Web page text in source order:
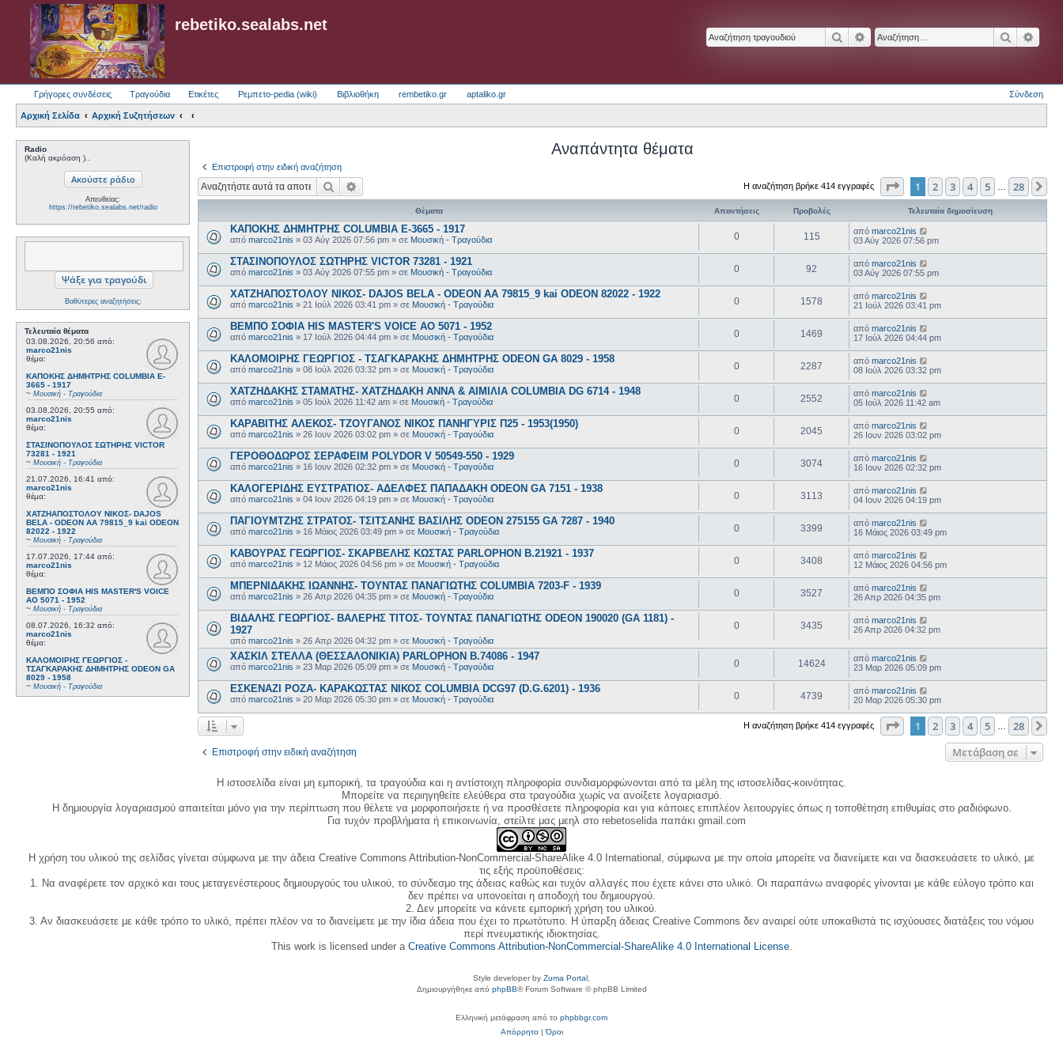
rebetiko.sealabs.net
ΑναζήτησηΕιδική αναζήτηση
Γρήγορες συνδέσεις Τραγούδια Ετικέτες Ρεμπετο-pedia (wiki) Βιβλιοθήκη rembetiko.gr aptaliko.gr Σύνδεση
Αρχική Σελίδα Αρχική Συζητήσεων
Radio
(Καλή ακρόαση )..
Απευθείας:
https://rebetiko.sealabs.net/radio
Βαθύτερες αναζητήσεις;
Τελευταία θέματα
03.08.2026, 20:56 από:
marco21nis
θέμα:
ΚΑΠΟΚΗΣ ΔΗΜΗΤΡΗΣ COLUMBIA E-
3665 - 1917
~ Μουσική - Τραγούδια
03.08.2026, 20:55 από:
marco21nis
θέμα:
ΣΤΑΣΙΝΟΠΟΥΛΟΣ ΣΩΤΗΡΗΣ VICTOR
73281 - 1921
~ Μουσική - Τραγούδια
21.07.2026, 16:41 από:
marco21nis
θέμα:
ΧΑΤΖΗΑΠΟΣΤΟΛΟΥ ΝΙΚΟΣ- DAJOS
BELA - ODEON AA 79815_9 kai ODEON
82022 - 1922
~ Μουσική - Τραγούδια
17.07.2026, 17:44 από:
marco21nis
θέμα:
ΒΕΜΠΟ ΣΟΦΙΑ HIS MASTER'S VOICE
AO 5071 - 1952
~ Μουσική - Τραγούδια
08.07.2026, 16:32 από:
marco21nis
θέμα:
ΚΑΛΟΜΟΙΡΗΣ ΓΕΩΡΓΙΟΣ -
ΤΣΑΓΚΑΡΑΚΗΣ ΔΗΜΗΤΡΗΣ ODEON GA
8029 - 1958
~ Μουσική - Τραγούδια
Αναπάντητα θέματα
Επιστροφή στην ειδική αναζήτηση
Αναζήτηση Η αναζήτηση βρήκε 414 εγγραφές Σελίδα1 από 28
1 2 3 4 5 28
Θέματα Απαντήσεις Προβολές Τελευταία δημοσίευση
ΚΑΠΟΚΗΣ ΔΗΜΗΤΡΗΣ COLUMBIA E-3665 - 1917
από marco21nis » 03 Αύγ 2026 07:56 pm » σε Μουσική - Τραγούδια 0 115 από marco21nis
03 Αύγ 2026 07:56 pm
ΣΤΑΣΙΝΟΠΟΥΛΟΣ ΣΩΤΗΡΗΣ VICTOR 73281 - 1921
από marco21nis » 03 Αύγ 2026 07:55 pm » σε Μουσική - Τραγούδια 0 92 από marco21nis
03 Αύγ 2026 07:55 pm
ΧΑΤΖΗΑΠΟΣΤΟΛΟΥ ΝΙΚΟΣ- DAJOS BELA - ODEON AA 79815_9 kai ODEON 82022 - 1922
από marco21nis » 21 Ιούλ 2026 03:41 pm » σε Μουσική - Τραγούδια 0 1578 από marco21nis
21 Ιούλ 2026 03:41 pm
ΒΕΜΠΟ ΣΟΦΙΑ HIS MASTER'S VOICE AO 5071 - 1952
από marco21nis » 17 Ιούλ 2026 04:44 pm » σε Μουσική - Τραγούδια 0 1469 από marco21nis
17 Ιούλ 2026 04:44 pm
ΚΑΛΟΜΟΙΡΗΣ ΓΕΩΡΓΙΟΣ - ΤΣΑΓΚΑΡΑΚΗΣ ΔΗΜΗΤΡΗΣ ODEON GA 8029 - 1958
από marco21nis » 08 Ιούλ 2026 03:32 pm » σε Μουσική - Τραγούδια 0 2287 από marco21nis
08 Ιούλ 2026 03:32 pm
ΧΑΤΖΗΔΑΚΗΣ ΣΤΑΜΑΤΗΣ- ΧΑΤΖΗΔΑΚΗ ΑΝΝΑ & ΑΙΜΙΛΙΑ COLUMBIA DG 6714 - 1948
από marco21nis » 05 Ιούλ 2026 11:42 am » σε Μουσική - Τραγούδια 0 2552 από marco21nis
05 Ιούλ 2026 11:42 am
ΚΑΡΑΒΙΤΗΣ ΑΛΕΚΟΣ- ΤΖΟΥΓΑΝΟΣ ΝΙΚΟΣ ΠΑΝΗΓΥΡΙΣ Π25 - 1953(1950)
από marco21nis » 26 Ιουν 2026 03:02 pm » σε Μουσική - Τραγούδια 0 2045 από marco21nis
26 Ιουν 2026 03:02 pm
ΓΕΡΟΘΟΔΩΡΟΣ ΣΕΡΑΦΕΙΜ POLYDOR V 50549-550 - 1929
από marco21nis » 16 Ιουν 2026 02:32 pm » σε Μουσική - Τραγούδια 0 3074 από marco21nis
16 Ιουν 2026 02:32 pm
ΚΑΛΟΓΕΡΙΔΗΣ ΕΥΣΤΡΑΤΙΟΣ- ΑΔΕΛΦΕΣ ΠΑΠΑΔΑΚΗ ODEON GA 7151 - 1938
από marco21nis » 04 Ιουν 2026 04:19 pm » σε Μουσική - Τραγούδια 0 3113 από marco21nis
04 Ιουν 2026 04:19 pm
ΠΑΓΙΟΥΜΤΖΗΣ ΣΤΡΑΤΟΣ- ΤΣΙΤΣΑΝΗΣ ΒΑΣΙΛΗΣ ODEON 275155 GA 7287 - 1940
από marco21nis » 16 Μάιος 2026 03:49 pm » σε Μουσική - Τραγούδια 0 3399 από marco21nis
16 Μάιος 2026 03:49 pm
ΚΑΒΟΥΡΑΣ ΓΕΩΡΓΙΟΣ- ΣΚΑΡΒΕΛΗΣ ΚΩΣΤΑΣ PARLOPHON B.21921 - 1937
από marco21nis » 12 Μάιος 2026 04:56 pm » σε Μουσική - Τραγούδια 0 3408 από marco21nis
12 Μάιος 2026 04:56 pm
ΜΠΕΡΝΙΔΑΚΗΣ ΙΩΑΝΝΗΣ- ΤΟΥΝΤΑΣ ΠΑΝΑΓΙΩΤΗΣ COLUMBIA 7203-F - 1939
από marco21nis » 26 Απρ 2026 04:35 pm » σε Μουσική - Τραγούδια 0 3527 από marco21nis
26 Απρ 2026 04:35 pm
ΒΙΔΑΛΗΣ ΓΕΩΡΓΙΟΣ- ΒΑΛΕΡΗΣ ΤΙΤΟΣ- ΤΟΥΝΤΑΣ ΠΑΝΑΓΙΩΤΗΣ ODEON 190020 (GA 1181) -
1927
από marco21nis » 26 Απρ 2026 04:32 pm » σε Μουσική - Τραγούδια
0 3435 από marco21nis
26 Απρ 2026 04:32 pm
ΧΑΣΚΙΛ ΣΤΕΛΛΑ (ΘΕΣΣΑΛΟΝΙΚΙΑ) PARLOPHON B.74086 - 1947
από marco21nis » 23 Μαρ 2026 05:09 pm » σε Μουσική - Τραγούδια 0 14624 από marco21nis
23 Μαρ 2026 05:09 pm
ΕΣΚΕΝΑΖΙ ΡΟΖΑ- ΚΑΡΑΚΩΣΤΑΣ ΝΙΚΟΣ COLUMBIA DCG97 (D.G.6201) - 1936
από marco21nis » 20 Μαρ 2026 05:30 pm » σε Μουσική - Τραγούδια 0 4739 από marco21nis
20 Μαρ 2026 05:30 pm
Η αναζήτηση βρήκε 414 εγγραφές Σελίδα1 από 28
1 2 3 4 5 28
Επιστροφή στην ειδική αναζήτηση Μετάβαση σε
Η ιστοσελίδα είναι μη εμπορική, τα τραγούδια και η αντίστοιχη πληροφορία συνδιαμορφώνονται από τα μέλη της ιστοσελίδας-κοινότητας.
Μπορείτε να περιηγηθείτε ελεύθερα στα τραγούδια χωρίς να ανοίξετε λογαριασμό.
Η δημιουργία λογαριασμού απαιτείται μόνο για την περίπτωση που θέλετε να μορφοποιήσετε ή να προσθέσετε πληροφορία και για κάποιες επιπλέον λειτουργίες όπως η τοποθέτηση επιθυμίας στο ραδιόφωνο.
Για τυχόν προβλήματα ή επικοινωνία, στείλτε μας μεηλ στο rebetoselida παπάκι gmail.com
Η χρήση του υλικού της σελίδας γίνεται σύμφωνα με την άδεια Creative Commons Attribution-NonCommercial-ShareAlike 4.0 International, σύμφωνα με την οποία μπορείτε να διανείμετε και να διασκευάσετε το υλικό, με
τις εξής προϋποθέσεις:
1. Να αναφέρετε τον αρχικό και τους μεταγενέστερους δημιουργούς του υλικού, το σύνδεσμο της άδειας καθώς και τυχόν αλλαγές που έχετε κάνει στο υλικό. Οι παραπάνω αναφορές γίνονται με κάθε εύλογο τρόπο και
δεν πρέπει να υπονοείται η αποδοχή του δημιουργού.
2. Δεν μπορείτε να κάνετε εμπορική χρήση του υλικού.
3. Αν διασκευάσετε με κάθε τρόπο το υλικό, πρέπει πλέον να το διανείμετε με την ίδια άδεια που έχει το πρωτότυπο. Η ύπαρξη άδειας Creative Commons δεν αναιρεί ούτε υποκαθιστά τις ισχύουσες διατάξεις του νόμου
περί πνευματικής ιδιοκτησίας.
This work is licensed under a Creative Commons Attribution-NonCommercial-ShareAlike 4.0 International License.
Style developer by Zuma Portal
Δημιουργήθηκε από phpBB® Forum Software © phpBB Limited
Ελληνική μετάφραση από το phpbbgr.com
Απόρρητο|Όροι